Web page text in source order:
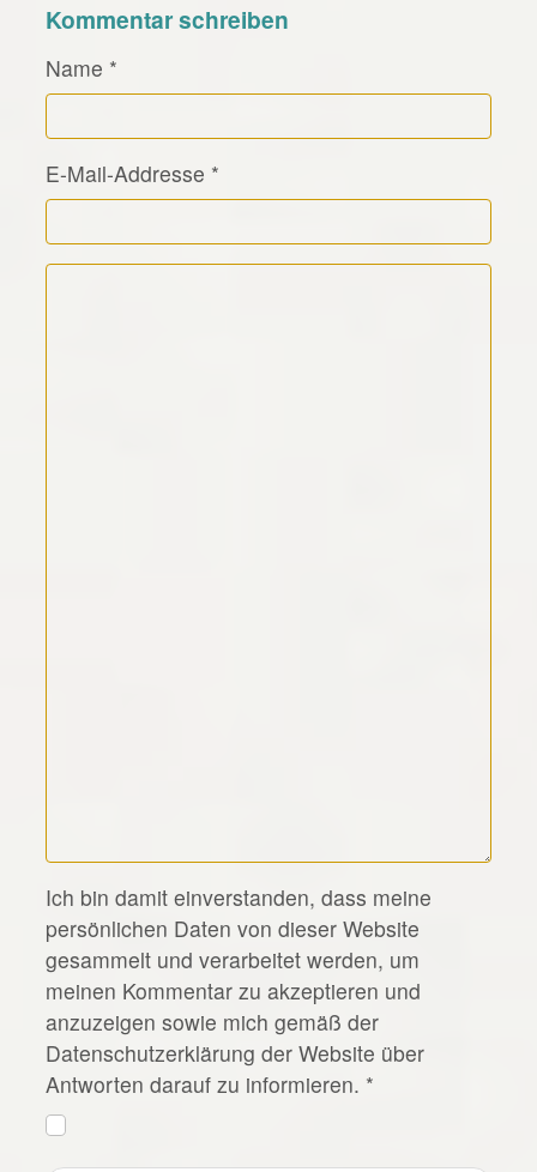
Kommentar schreiben
Name *
E-Mail-Addresse *
Kommentar Text
*
Ich bin damit einverstanden, dass meine
persönlichen Daten von dieser Website
gesammelt und verarbeitet werden, um
meinen Kommentar zu akzeptieren und
anzuzeigen sowie mich gemäß der
Datenschutzerklärung der Website über
Antworten darauf zu informieren. *